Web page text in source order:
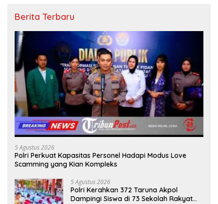
Berita Terbaru
5 Agustus 2026
Polri Perkuat Kapasitas Personel Hadapi Modus Love
Scamming yang Kian Kompleks
5 Agustus 2026
Polri Kerahkan 372 Taruna Akpol
Dampingi Siswa di 73 Sekolah Rakyat